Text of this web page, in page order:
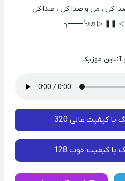
کن ، من و صدا کن ، صدا کن
╭───╯♪♬◁ ❚❚
موزیک
با کیفیت عالی 320
با کیفیت خوب 128